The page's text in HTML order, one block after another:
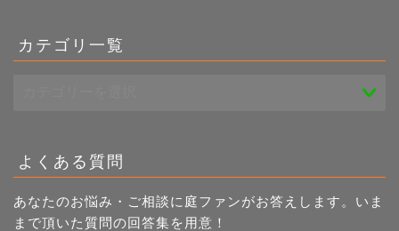
一
覧
カテゴリ一覧
よくある質問
あなたのお悩み・ご相談に庭ファンがお答えします。いま
まで頂いた質問の回答集を用意！